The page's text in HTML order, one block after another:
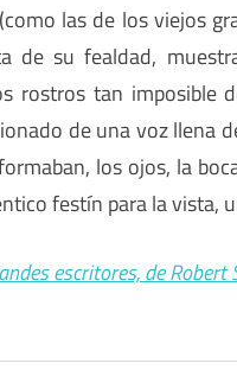
las de los viejos
de su fealdad,
rostros tan
de una voz llena
los ojos, la
festín para la vista,
escritores, de Robert